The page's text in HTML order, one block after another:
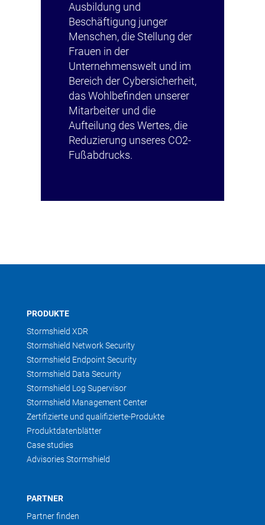
Ausbildung und
Beschäftigung junger
Menschen, die Stellung der
Frauen in der
Unternehmenswelt und im
Bereich der Cybersicherheit,
das Wohlbefinden unserer
Mitarbeiter und die
Aufteilung des Wertes, die
Reduzierung unseres CO2-
Fußabdrucks.
PRODUKTE
Stormshield XDR
Stormshield Network Security
Stormshield Endpoint Security
Stormshield Data Security
Stormshield Log Supervisor
Stormshield Management Center
Zertifizierte und qualifizierte-Produkte
Produktdatenblätter
Case studies
Advisories Stormshield
PARTNER
Partner finden